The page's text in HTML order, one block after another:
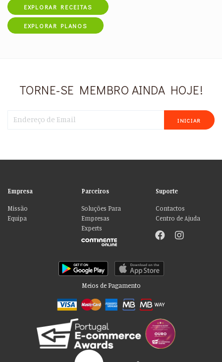
EXPLORAR RECEITAS
EXPLORAR PLANOS
TORNE-SE MEMBRO AINDA HOJE!
INICIAR
Empresa
Missão
Equipa
Parceiros
Soluções Para
Empresas
Experts
Suporte
Contactos
Centro de Ajuda
Meios de Pagamento